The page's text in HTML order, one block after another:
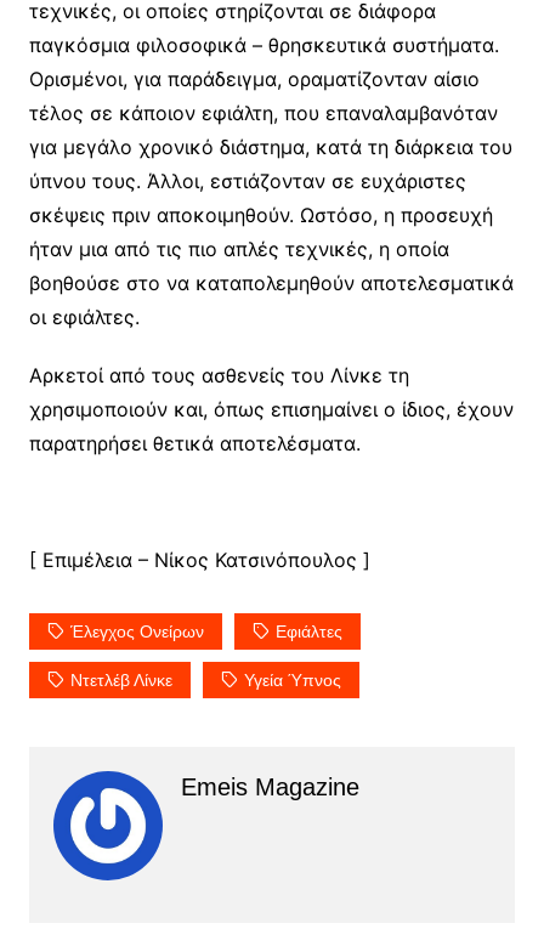
τεχνικές, οι οποίες στηρίζονται σε διάφορα
παγκόσμια φιλοσοφικά – θρησκευτικά συστήματα.
Ορισμένοι, για παράδειγμα, οραματίζονταν αίσιο
τέλος σε κάποιον εφιάλτη, που επαναλαμβανόταν
για μεγάλο χρονικό διάστημα, κατά τη διάρκεια του
ύπνου τους. Άλλοι, εστιάζονταν σε ευχάριστες
σκέψεις πριν αποκοιμηθούν. Ωστόσο, η προσευχή
ήταν μια από τις πιο απλές τεχνικές, η οποία
βοηθούσε στο να καταπολεμηθούν αποτελεσματικά
οι εφιάλτες.
Αρκετοί από τους ασθενείς του Λίνκε τη
χρησιμοποιούν και, όπως επισημαίνει ο ίδιος, έχουν
παρατηρήσει θετικά αποτελέσματα.
[ Επιμέλεια – Νίκος Κατσινόπουλος ]
Έλεγχος Ονείρων Εφιάλτες
Ντετλέβ Λίνκε Υγεία Ύπνος
Emeis Magazine